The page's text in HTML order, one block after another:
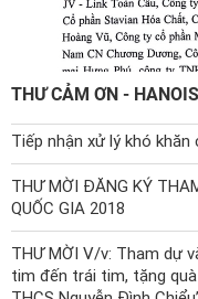
THƯ CẢM ƠN -
Tiếp nhận xử lý khó khăn
THƯ MỜI ĐĂNG KÝ
QUỐC GIA 2018
THƯ MỜI V/v: Tham dự
tim đến trái tim, tặng